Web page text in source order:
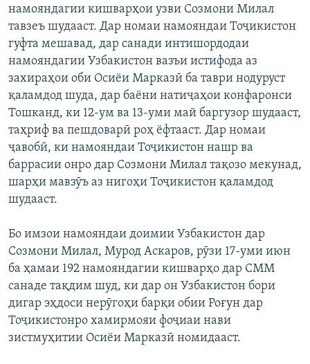
намояндагии кишварҳои узви Созмони Милал
тавзеъ шудааст. Дар номаи намояндаи Тоҷикистон
гуфта мешавад, дар санади интишордодаи
намояндагии Узбакистон вазъи истифода аз
захираҳои оби Осиёи Марказӣ ба таври нодуруст
қаламдод шуда, дар баёни натиҷаҳои конфаронси
Тошканд, ки 12-ум ва 13-уми май баргузор шудааст,
таҳриф ва пешдоварӣ роҳ ёфтааст. Дар номаи
ҷавобӣ, ки намояндаи Тоҷикистон нашр ва
баррасии онро дар Созмони Милал тақозо мекунад,
шарҳи мавзӯъ аз нигоҳи Тоҷикистон қаламдод
шудааст.
Бо имзои намояндаи доимии Узбакистон дар
Созмони Милал, Мурод Аскаров, рӯзи 17-уми июн
ба ҳамаи 192 намояндагии кишварҳо дар СММ
санаде тақдим шуд, ки дар он Узбакистон бори
дигар эҳдоси нерӯгоҳи барқи обии Роғун дар
Тоҷикистонро хамирмояи фоҷиаи нави
зистмуҳитии Осиёи Марказӣ номидааст.